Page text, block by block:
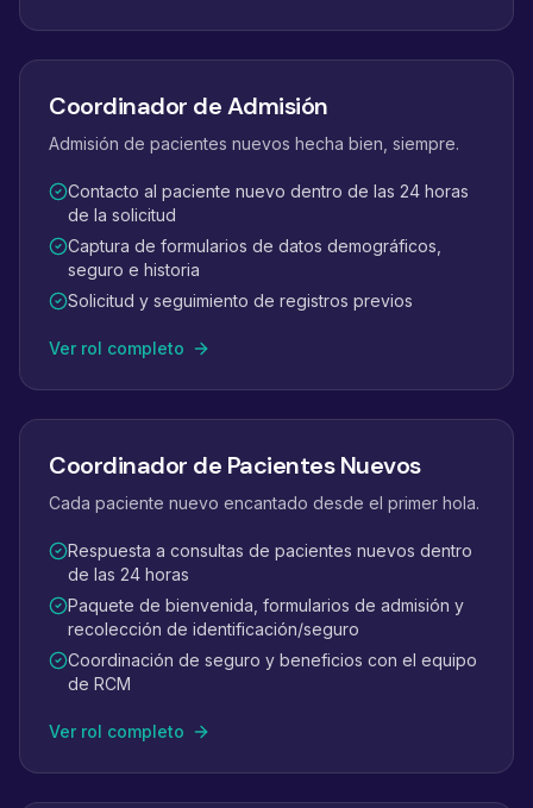
Coordinador de Admisión
Admisión de pacientes nuevos hecha bien, siempre.
Contacto al paciente nuevo dentro de las 24 horas
de la solicitud
Captura de formularios de datos demográficos,
seguro e historia
Solicitud y seguimiento de registros previos
Ver rol completo
Coordinador de Pacientes Nuevos
Cada paciente nuevo encantado desde el primer hola.
Respuesta a consultas de pacientes nuevos dentro
de las 24 horas
Paquete de bienvenida, formularios de admisión y
recolección de identificación/seguro
Coordinación de seguro y beneficios con el equipo
de RCM
Ver rol completo